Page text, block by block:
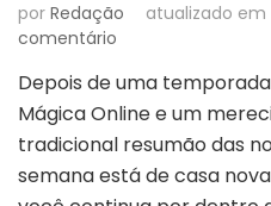
por Redação atualizado em
comentário
A
PIPOCA
QUE
PEGA
Depois de uma
Mágica Online e um
tradicional resumão das
semana está de casa